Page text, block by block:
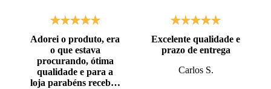
Adorei o produto, era
o que estava
procurando, ótima
qualidade e para a
loja parabéns recebi o
Excelente qualidade e
prazo de entrega
Carlos S.